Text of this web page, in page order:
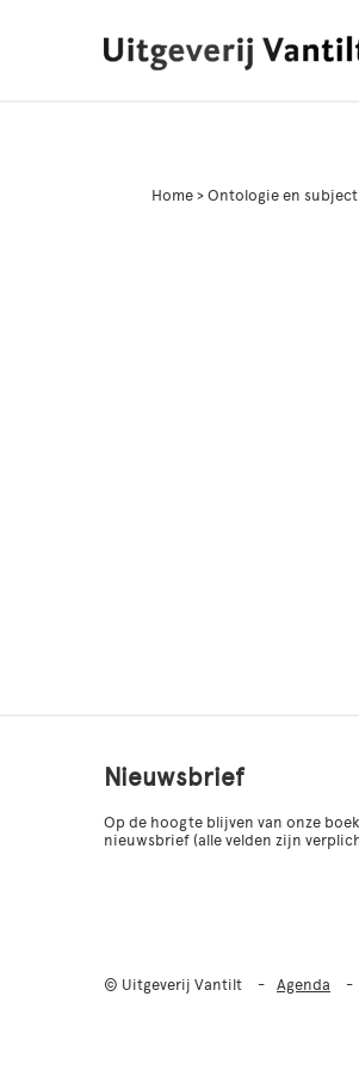
Home > Ontologie en
Nieuwsbrief
Op de hoogte blijven van onze
nieuwsbrief (alle velden zijn
© Uitgeverij Vantilt Agenda